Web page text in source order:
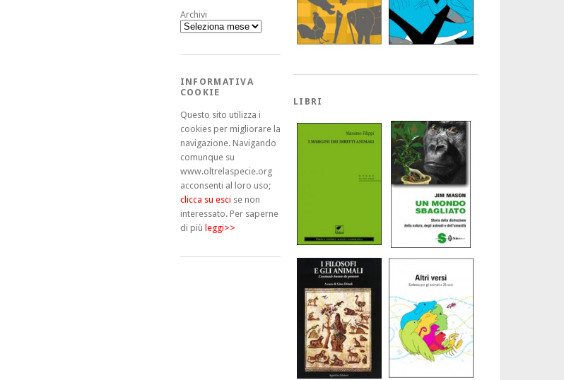
Archivi
INFORMATIVA
COOKIE
Questo sito utilizza i
cookies per migliorare la
navigazione. Navigando
comunque su
www.oltrelaspecie.org
acconsenti al loro uso;
clicca su esci se non
interessato.Per saperne
di più leggi>>
LIBRI